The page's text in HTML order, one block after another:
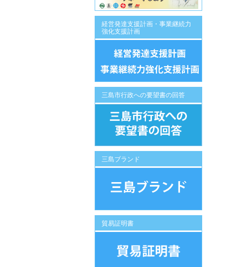
経営発達支援計画・事業継続力
強化支援計画
三島市行政への要望書の回答
三島ブランド
貿易証明書